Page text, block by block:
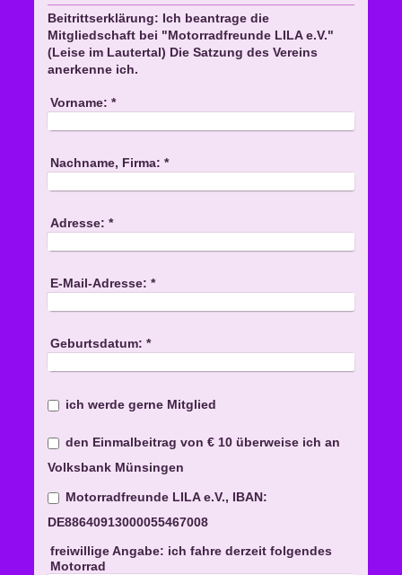
Beitrittserklärung: Ich beantrage die
Mitgliedschaft bei "Motorradfreunde LILA e.V."
(Leise im Lautertal) Die Satzung des Vereins
anerkenne ich.
Vorname: *
Nachname, Firma: *
Adresse: *
E-Mail-Adresse: *
Geburtsdatum: *
ich werde gerne Mitglied
den Einmalbeitrag von € 10 überweise ich an
Volksbank Münsingen
Motorradfreunde LILA e.V., IBAN:
DE88640913000055467008
freiwillige Angabe: ich fahre derzeit folgendes
Motorrad